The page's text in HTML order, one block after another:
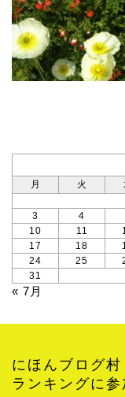
月
火
3
4
10
11
17
18
24
25
31
« 7月
にほんブログ
ランキングに